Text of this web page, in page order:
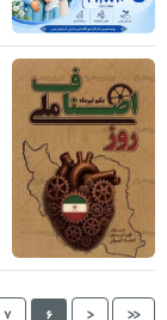
<<
<
6
7